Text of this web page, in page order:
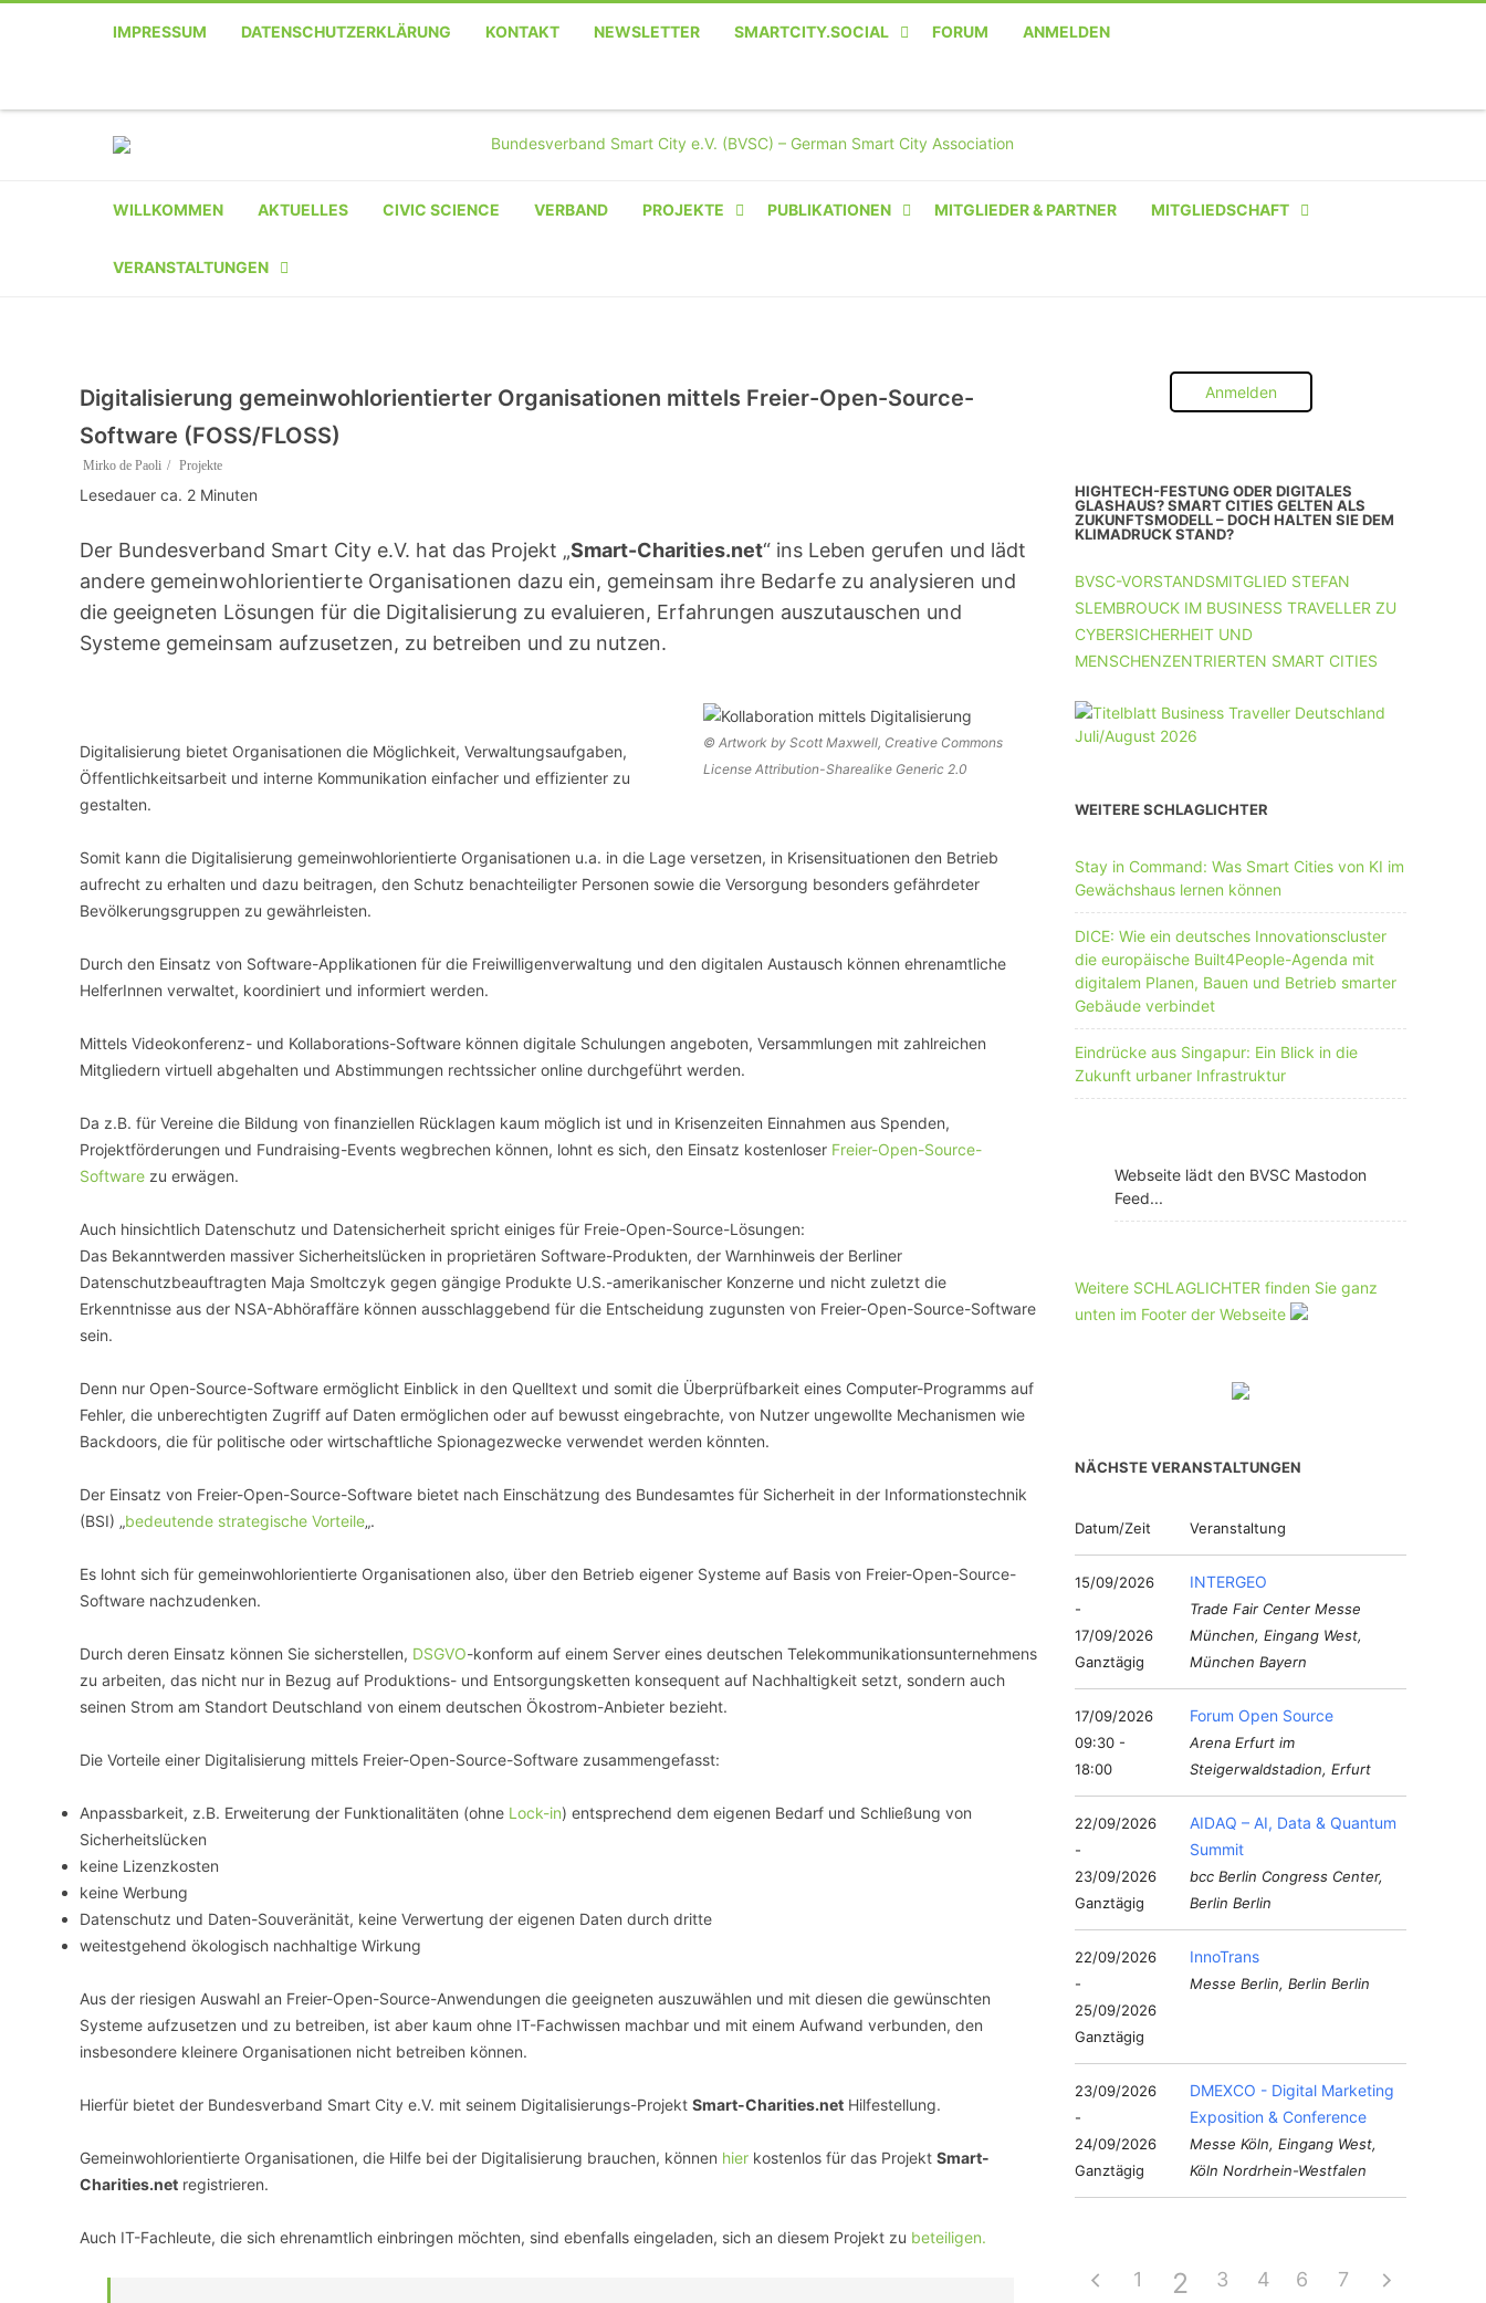
IMPRESSUM DATENSCHUTZERKLÄRUNG KONTAKT NEWSLETTER SMARTCITY.SOCIAL FORUM ANMELDEN
TelefonFacebook
WILLKOMMEN AKTUELLES CIVIC SCIENCE VERBAND PROJEKTE
BUILDINGS
SMART CHARITIES
SMART CITY TERMINOLOGIE
PUBLIKATIONEN MITGLIEDER & PARTNER MITGLIEDSCHAFT
INSTITUTION
UNTERNEHMEN MIT 11-50 MA
VERANSTALTUNGEN
REGISTRIERUNG
VERANSTALTUNG
EINREICHEN
VERANSTALTUNGSORTE
Digitalisierung gemeinwohlorientierter Organisationen mittels Freier-Open-Source-
Software (FOSS/FLOSS)
Mirko de Paoli Projekte
Lesedauer ca. 2 Minuten
Der Bundesverband Smart City e.V. hat das Projekt „Smart-Charities.net“ ins Leben gerufen und lädt
andere gemeinwohlorientierte Organisationen dazu ein, gemeinsam ihre Bedarfe zu analysieren und
die geeigneten Lösungen für die Digitalisierung zu evaluieren, Erfahrungen auszutauschen und
Systeme gemeinsam aufzusetzen, zu betreiben und zu nutzen.
© Artwork by Scott Maxwell, Creative Commons
License Attribution-Sharealike Generic 2.0
Digitalisierung bietet Organisationen die Möglichkeit, Verwaltungsaufgaben,
Öffentlichkeitsarbeit und interne Kommunikation einfacher und effizienter zu
gestalten.
Somit kann die Digitalisierung gemeinwohlorientierte Organisationen u.a. in die Lage versetzen, in Krisensituationen den Betrieb
aufrecht zu erhalten und dazu beitragen, den Schutz benachteiligter Personen sowie die Versorgung besonders gefährdeter
Bevölkerungsgruppen zu gewährleisten.
Durch den Einsatz von Software-Applikationen für die Freiwilligenverwaltung und den digitalen Austausch können ehrenamtliche
HelferInnen verwaltet, koordiniert und informiert werden.
Mittels Videokonferenz- und Kollaborations-Software können digitale Schulungen angeboten, Versammlungen mit zahlreichen
Mitgliedern virtuell abgehalten und Abstimmungen rechtssicher online durchgeführt werden.
Da z.B. für Vereine die Bildung von finanziellen Rücklagen kaum möglich ist und in Krisenzeiten Einnahmen aus Spenden,
Projektförderungen und Fundraising-Events wegbrechen können, lohnt es sich, den Einsatz kostenloser Freier-Open-Source-
Software zu erwägen.
Auch hinsichtlich Datenschutz und Datensicherheit spricht einiges für Freie-Open-Source-Lösungen:
Das Bekanntwerden massiver Sicherheitslücken in proprietären Software-Produkten, der Warnhinweis der Berliner
Datenschutzbeauftragten Maja Smoltczyk gegen gängige Produkte U.S.-amerikanischer Konzerne und nicht zuletzt die
Erkenntnisse aus der NSA-Abhöraffäre können ausschlaggebend für die Entscheidung zugunsten von Freier-Open-Source-Software
sein.
Denn nur Open-Source-Software ermöglicht Einblick in den Quelltext und somit die Überprüfbarkeit eines Computer-Programms auf
Fehler, die unberechtigten Zugriff auf Daten ermöglichen oder auf bewusst eingebrachte, von Nutzer ungewollte Mechanismen wie
Backdoors, die für politische oder wirtschaftliche Spionagezwecke verwendet werden könnten.
Der Einsatz von Freier-Open-Source-Software bietet nach Einschätzung des Bundesamtes für Sicherheit in der Informationstechnik
(BSI) „bedeutende strategische Vorteile„.
Es lohnt sich für gemeinwohlorientierte Organisationen also, über den Betrieb eigener Systeme auf Basis von Freier-Open-Source-
Software nachzudenken.
Durch deren Einsatz können Sie sicherstellen, DSGVO-konform auf einem Server eines deutschen Telekommunikationsunternehmens
zu arbeiten, das nicht nur in Bezug auf Produktions- und Entsorgungsketten konsequent auf Nachhaltigkeit setzt, sondern auch
seinen Strom am Standort Deutschland von einem deutschen Ökostrom-Anbieter bezieht.
Die Vorteile einer Digitalisierung mittels Freier-Open-Source-Software zusammengefasst:
Anpassbarkeit, z.B. Erweiterung der Funktionalitäten (ohne Lock-in) entsprechend dem eigenen Bedarf und Schließung von
Sicherheitslücken
keine Lizenzkosten
keine Werbung
Datenschutz und Daten-Souveränität, keine Verwertung der eigenen Daten durch dritte
weitestgehend ökologisch nachhaltige Wirkung
Aus der riesigen Auswahl an Freier-Open-Source-Anwendungen die geeigneten auszuwählen und mit diesen die gewünschten
Systeme aufzusetzen und zu betreiben, ist aber kaum ohne IT-Fachwissen machbar und mit einem Aufwand verbunden, den
insbesondere kleinere Organisationen nicht betreiben können.
Hierfür bietet der Bundesverband Smart City e.V. mit seinem Digitalisierungs-Projekt Smart-Charities.net Hilfestellung.
Gemeinwohlorientierte Organisationen, die Hilfe bei der Digitalisierung brauchen, können hier kostenlos für das Projekt Smart-
Charities.net registrieren.
Auch IT-Fachleute, die sich ehrenamtlich einbringen möchten, sind ebenfalls eingeladen, sich an diesem Projekt zu beteiligen.
Anmelden
HIGHTECH-FESTUNG ODER DIGITALES
GLASHAUS? SMART CITIES GELTEN ALS
ZUKUNFTSMODELL – DOCH HALTEN SIE DEM
KLIMADRUCK STAND?
BVSC-VORSTANDSMITGLIED STEFAN
SLEMBROUCK IM BUSINESS TRAVELLER ZU
CYBERSICHERHEIT UND
MENSCHENZENTRIERTEN SMART CITIES
WEITERE SCHLAGLICHTER
Stay in Command: Was Smart Cities von KI im
Gewächshaus lernen können
DICE: Wie ein deutsches Innovationscluster
die europäische Built4People-Agenda mit
digitalem Planen, Bauen und Betrieb smarter
Gebäude verbindet
Eindrücke aus Singapur: Ein Blick in die
Zukunft urbaner Infrastruktur
Webseite lädt den BVSC Mastodon
Feed...
Weitere SCHLAGLICHTER finden Sie ganz
unten im Footer der Webseite
NÄCHSTE VERANSTALTUNGEN
Datum/Zeit Veranstaltung
15/09/2026
-
17/09/2026
Ganztägig
INTERGEO
Trade Fair Center Messe
München, Eingang West,
München Bayern
17/09/2026
09:30 -
18:00
Forum Open Source
Arena Erfurt im
Steigerwaldstadion, Erfurt
22/09/2026
-
23/09/2026
Ganztägig
AIDAQ – AI, Data & Quantum
Summit
bcc Berlin Congress Center,
Berlin Berlin
22/09/2026
-
25/09/2026
Ganztägig
InnoTrans
Messe Berlin, Berlin Berlin
23/09/2026
-
24/09/2026
Ganztägig
DMEXCO - Digital Marketing
Exposition & Conference
Messe Köln, Eingang West,
Köln Nordrhein-Westfalen
1 2 3 4 5
6 7